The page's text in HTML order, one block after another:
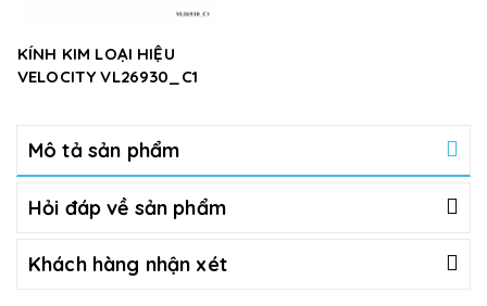
KÍNH KIM LOẠI HIỆU
VELOCITY VL26930_C1
Mô tả sản phẩm
Hỏi đáp về sản phẩm
Khách hàng nhận xét